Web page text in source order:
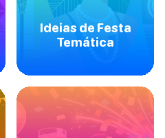
Ideias de Festa
Temática